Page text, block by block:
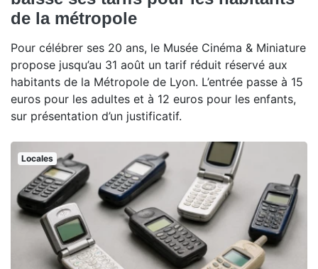
de la métropole
Pour célébrer ses 20 ans, le Musée Cinéma & Miniature
propose jusqu’au 31 août un tarif réduit réservé aux
habitants de la Métropole de Lyon. L’entrée passe à 15
euros pour les adultes et à 12 euros pour les enfants,
sur présentation d’un justificatif.
Locales